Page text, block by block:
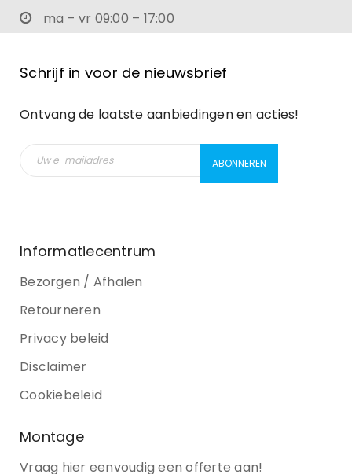
ma – vr 09:00 – 17:00
Schrijf in voor de nieuwsbrief
Ontvang de laatste aanbiedingen en acties!
Informatiecentrum
Bezorgen / Afhalen
Retourneren
Privacy beleid
Disclaimer
Cookiebeleid
Montage
Vraag hier eenvoudig een offerte aan!